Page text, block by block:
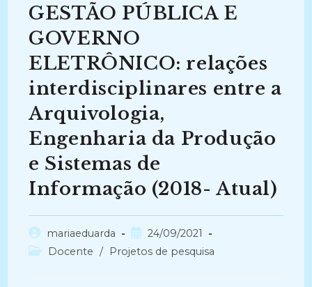
GESTÃO PÚBLICA E
GOVERNO
ELETRÔNICO: relações
interdisciplinares entre a
Arquivologia,
Engenharia da Produção
e Sistemas de
Informação (2018- Atual)
Autor
do
mariaeduarda
Post
publicado:
24/09/2021
Categoria
Docente / Projetos de pesquisa